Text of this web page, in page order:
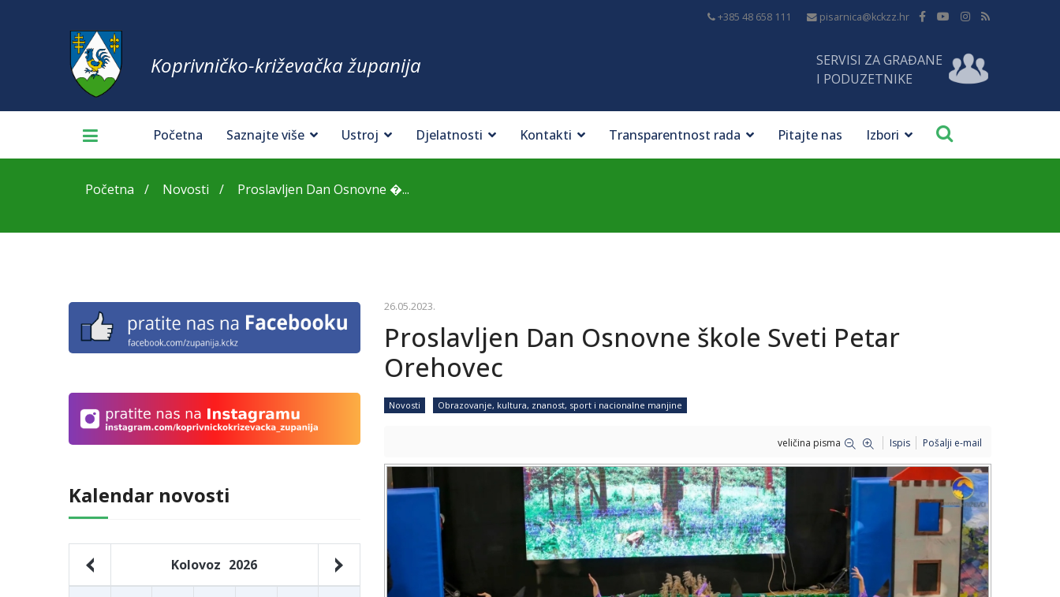
+385 48 658 111 pisarnica@kckzz.hr
Koprivničko-križevačka županija
SERVISI ZA GRAĐANE
I PODUZETNIKE
Početna Saznajte više Ustroj Djelatnosti Kontakti Transparentnost rada Pitajte nas Izbori
Početna Novosti Proslavljen Dan Osnovne �...
Kalendar novosti
Kolovoz 2026
26.05.2023.
Proslavljen Dan Osnovne škole Sveti Petar
Orehovec
Novosti Obrazovanje, kultura, znanost, sport i nacionalne manjine
veličina pisma Ispis Pošalji e-mail